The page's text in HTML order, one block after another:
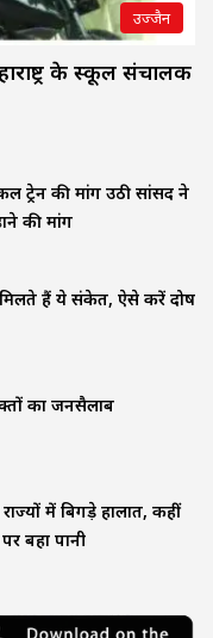
उज्जैन
के स्कूल संचालक
ट्रेन की मांग उठी सांसद ने
की मांग
मिलते हैं ये संकेत, ऐसे करें दोष
का जनसैलाब
में बिगड़े हालात, कहीं
बहा पानी